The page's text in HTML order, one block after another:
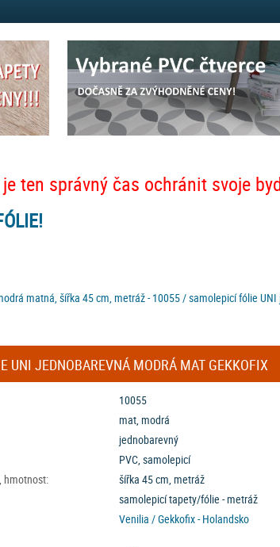
ten správný čas ochránit svoje
matná, šířka 45 cm, metráž - 10055 / samolepicí fólie UNI
JEDNOBAREVNÁ MODRÁ MAT GEKKOFIX
10055
mat, modrá
jednobarevný
PVC, samolepicí
hmotnost:
šířka 45 cm, metráž
samolepicí tapety/fólie - metráž
Venilia / Gekkofix - Holandsko